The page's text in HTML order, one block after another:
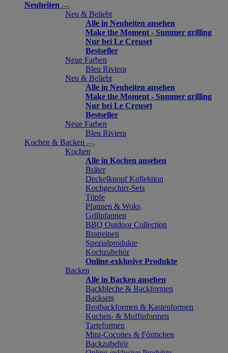
Neuheiten
Neu & Beliebt
Alle in Neuheiten ansehen
Make the Moment - Summer grilling
Nur bei Le Creuset
Bestseller
Neue Farben
Bleu Riviera
Neu & Beliebt
Alle in Neuheiten ansehen
Make the Moment - Summer grilling
Nur bei Le Creuset
Bestseller
Neue Farben
Bleu Riviera
Kochen & Backen
Kochen
Alle in Kochen ansehen
Bräter
Deckelknopf Kollektion
Kochgeschirr-Sets
Töpfe
Pfannen & Woks
Grillpfannen
BBQ Outdoor Collection
Bratreinen
Spezialprodukte
Kochzubehör
Online-exklusive Produkte
Backen
Alle in Backen ansehen
Backbleche & Backformen
Backsets
Brotbackformen & Kastenformen
Kuchen- & Muffinformen
Tarteformen
Mini-Cocottes & Förmchen
Backzubehör